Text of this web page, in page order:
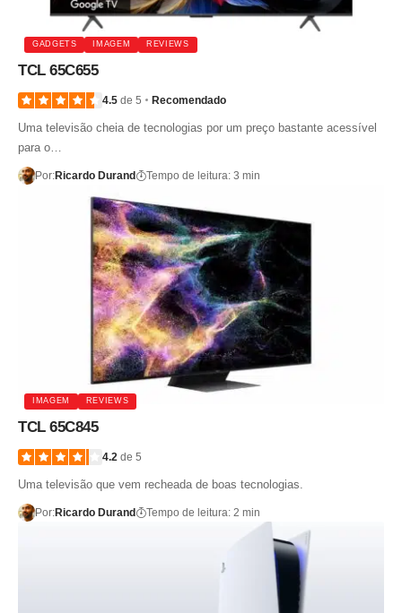
GADGETS IMAGEM REVIEWS
TCL 65C655
4.5 de 5 Recomendado
Uma televisão cheia de tecnologias por um preço bastante acessível
para o…
Por:Ricardo Durand Tempo de leitura: 3 min
IMAGEM REVIEWS
TCL 65C845
4.2 de 5
Uma televisão que vem recheada de boas tecnologias.
Por:Ricardo Durand Tempo de leitura: 2 min